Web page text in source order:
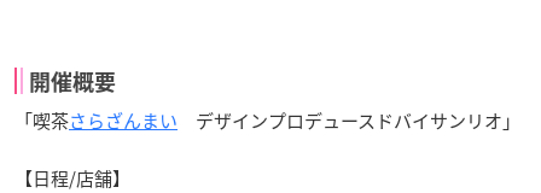
開催概要
「喫茶さらざんまい デザインプロデュースドバイサンリオ」
【日程/店舗】